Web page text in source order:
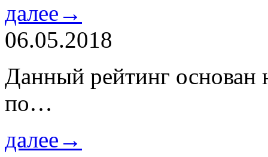
далее→
06.05.2018
Данный рейтинг основан
по…
далее→